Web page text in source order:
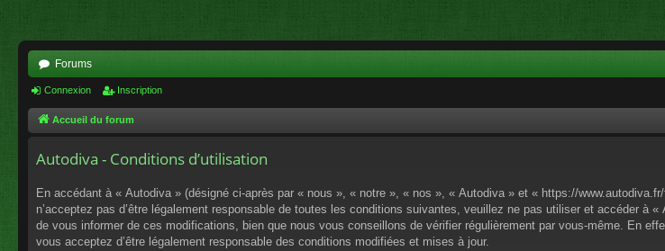
Forums
Connexion Inscription
Accueil du forum
Autodiva - Conditions d’utilisation
En accédant à « Autodiva » (désigné ci-après par « nous », « notre », « nos », « Autodiva » et « https://
n’acceptez pas d’être légalement responsable de toutes les conditions suivantes, veuillez ne pas utiliser et accéder à
de vous informer de ces modifications, bien que nous vous conseillons de vérifier régulièrement par vous-même. En
vous acceptez d’être légalement responsable des conditions modifiées et mises à jour.